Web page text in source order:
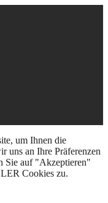
um Ihnen die
uns an Ihre Präferenzen
Sie auf "Akzeptieren"
Cookies zu.